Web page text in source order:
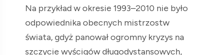
Na przykład w okresie 1993–2010 nie było
odpowiednika obecnych mistrzostw
świata, gdyż panował ogromny kryzys na
szczycie wyścigów długodystansowych,